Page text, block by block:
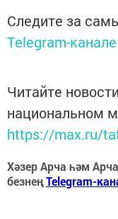
Следите за
Telegram-канале
Читайте
национальном
https://max.ru/
Хәзер Арча һәм
безнеңTelegram-